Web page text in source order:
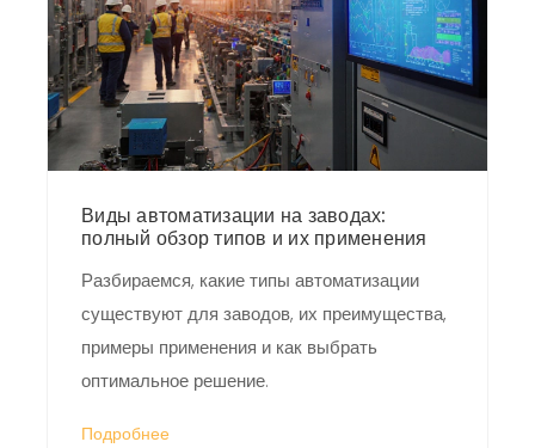
Виды автоматизации на заводах:
полный обзор типов и их применения
Разбираемся, какие типы автоматизации
существуют для заводов, их преимущества,
примеры применения и как выбрать
оптимальное решение.
Подробнее